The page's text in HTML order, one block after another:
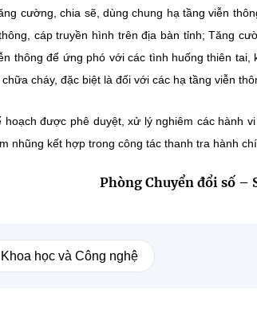
cường, chia sẽ, dùng chung hạ tầng viễn
cáp truyền hình trên địa bàn tỉnh; Tăng
thông để ứng phó với các tình huống thiên tai,
cháy, đặc biệt là đối với các hạ tầng viễn
được phê duyệt, xử lý nghiêm các hành
nhũng kết hợp trong công tác thanh tra hành
Phòng Chuyển đổi số –
học và Công nghệ